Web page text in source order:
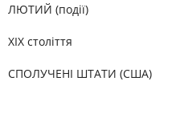
ЛЮТИЙ (події)
XIX століття
СПОЛУЧЕНІ ШТАТИ (США)